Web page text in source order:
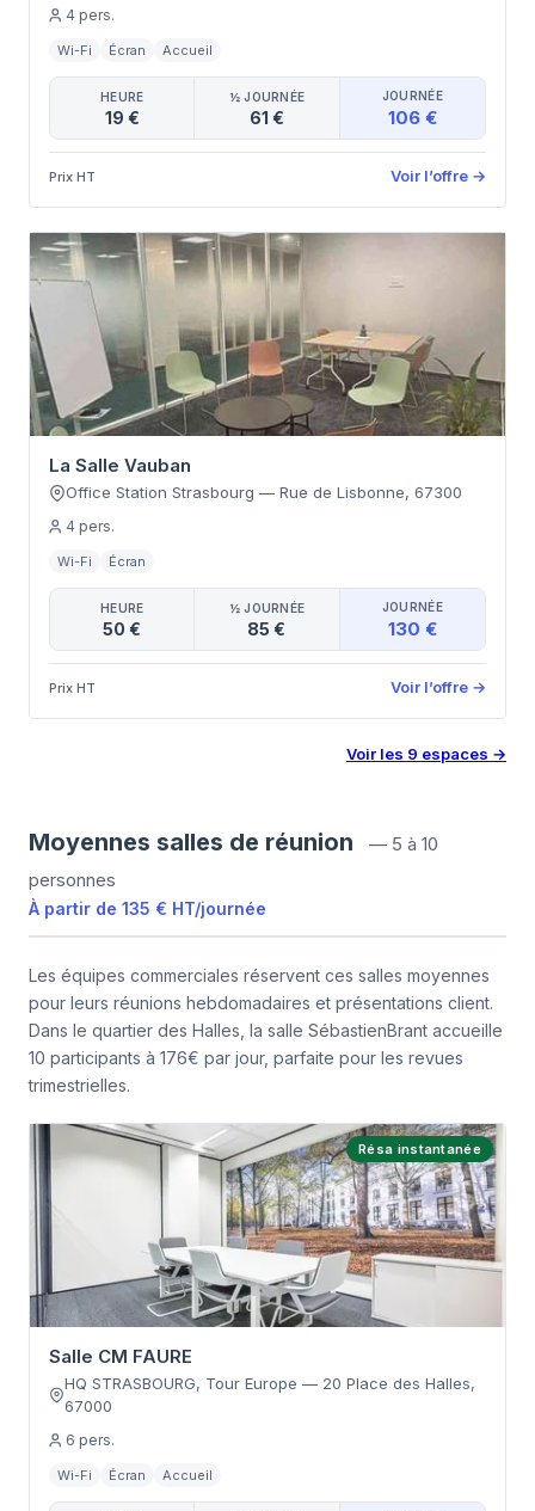
4 pers.
Wi-Fi Écran Accueil
HEURE
19 €
½ JOURNÉE
61 €
JOURNÉE
106 €
Prix HT Voir l’offre →
La Salle Vauban
Office Station Strasbourg — Rue de Lisbonne, 67300
4 pers.
Wi-Fi Écran
HEURE
50 €
½ JOURNÉE
85 €
JOURNÉE
130 €
Prix HT Voir l’offre →
Voir les 9 espaces →
Moyennes salles de réunion — 5 à 10
personnes
À partir de 135 € HT/journée
Les équipes commerciales réservent ces salles moyennes
pour leurs réunions hebdomadaires et présentations client.
Dans le quartier des Halles, la salle SébastienBrant accueille
10 participants à 176€ par jour, parfaite pour les revues
trimestrielles.
Résa instantanée
Salle CM FAURE
HQ STRASBOURG, Tour Europe — 20 Place des Halles,
67000
6 pers.
Wi-Fi Écran Accueil